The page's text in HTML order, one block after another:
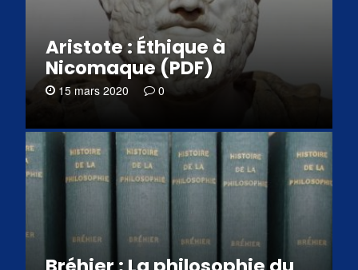
Aristote : Éthique à
Nicomaque (PDF)
15 mars 2020 0